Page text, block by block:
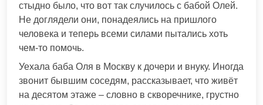
стыдно было, что вот так случилось с бабой Олей.
Не доглядели они, понадеялись на пришлого
человека и теперь всеми силами пытались хоть
чем-то помочь.
Уехала баба Оля в Москву к дочери и внуку. Иногда
звонит бывшим соседям, рассказывает, что живёт
на десятом этаже – словно в скворечнике, грустно